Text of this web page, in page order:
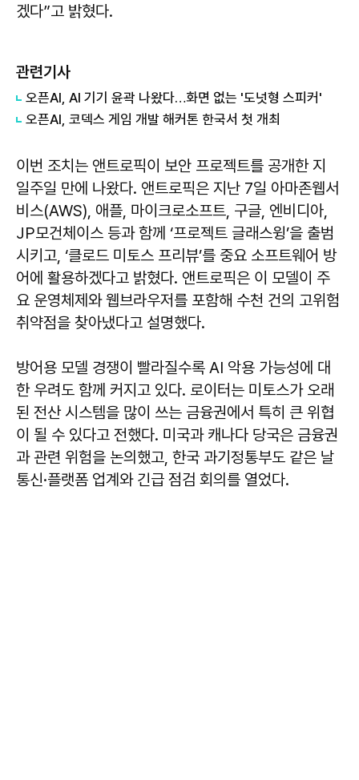
겠다”고 밝혔다.
관련기사
오픈AI, AI 기기 윤곽 나왔다…화면 없는 '도넛형 스피커'
오픈AI, 코덱스 게임 개발 해커톤 한국서 첫 개최
이번 조치는 앤트로픽이 보안 프로젝트를 공개한 지
일주일 만에 나왔다. 앤트로픽은 지난 7일 아마존웹서
비스(AWS), 애플, 마이크로소프트, 구글, 엔비디아,
JP모건체이스 등과 함께 ‘프로젝트 글래스윙’을 출범
시키고, ‘클로드 미토스 프리뷰’를 중요 소프트웨어 방
어에 활용하겠다고 밝혔다. 앤트로픽은 이 모델이 주
요 운영체제와 웹브라우저를 포함해 수천 건의 고위험
취약점을 찾아냈다고 설명했다.
방어용 모델 경쟁이 빨라질수록 AI 악용 가능성에 대
한 우려도 함께 커지고 있다. 로이터는 미토스가 오래
된 전산 시스템을 많이 쓰는 금융권에서 특히 큰 위협
이 될 수 있다고 전했다. 미국과 캐나다 당국은 금융권
과 관련 위험을 논의했고, 한국 과기정통부도 같은 날
통신·플랫폼 업계와 긴급 점검 회의를 열었다.